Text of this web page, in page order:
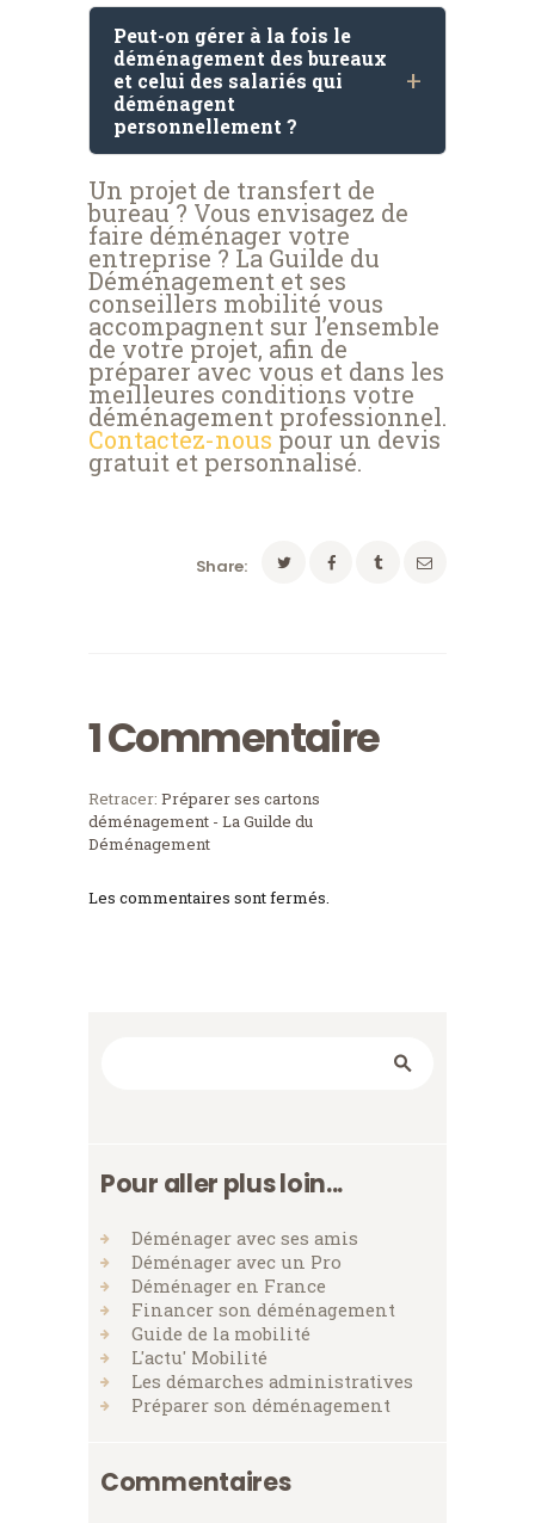
Peut-on gérer à la fois le
déménagement des bureaux
et celui des salariés qui
déménagent
personnellement ?
Un projet de transfert de
bureau ? Vous envisagez de
faire déménager votre
entreprise ? La Guilde du
Déménagement et ses
conseillers mobilité vous
accompagnent sur l’ensemble
de votre projet, afin de
préparer avec vous et dans les
meilleures conditions votre
déménagement professionnel.
Contactez-nous pour un devis
gratuit et personnalisé.
Share:
1 Commentaire
Retracer: Préparer ses cartons
déménagement - La Guilde du
Déménagement
Les commentaires sont fermés.
Pour aller plus loin...
Déménager avec ses amis
Déménager avec un Pro
Déménager en France
Financer son déménagement
Guide de la mobilité
L'actu' Mobilité
Les démarches administratives
Préparer son déménagement
Commentaires